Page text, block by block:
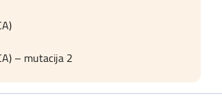
– mutacija 2